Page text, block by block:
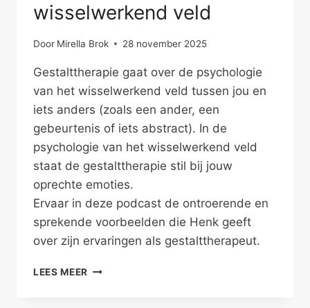
wisselwerkend veld
Door Mirella Brok 28 november 2025
Gestalttherapie gaat over de psychologie
van het wisselwerkend veld tussen jou en
iets anders (zoals een ander, een
gebeurtenis of iets abstract). In de
psychologie van het wisselwerkend veld
staat de gestalttherapie stil bij jouw
oprechte emoties.
Ervaar in deze podcast de ontroerende en
sprekende voorbeelden die Henk geeft
over zijn ervaringen als gestalttherapeut.
LEES MEER GESTALT: